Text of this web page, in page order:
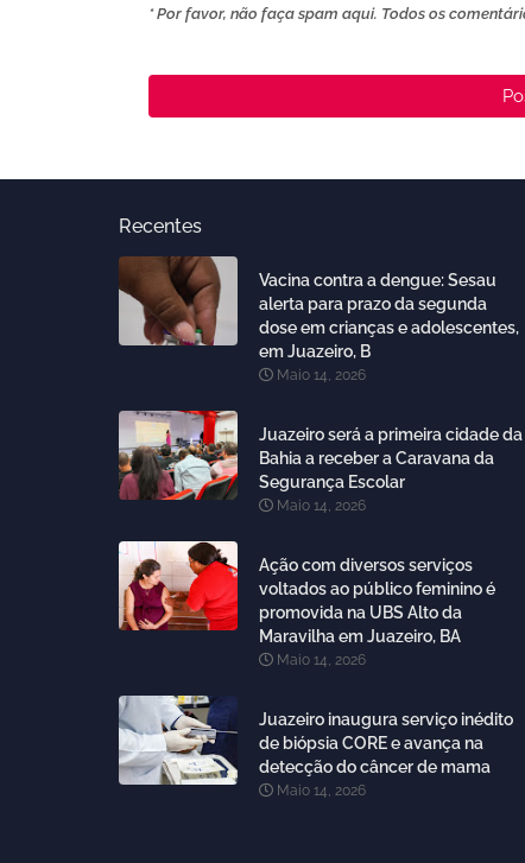
* Por favor, não faça spam aqui. Todos os
Recentes
Vacina contra a dengue: Sesau
alerta para prazo da segunda
dose em crianças e adolescentes,
em Juazeiro, B
Maio 14, 2026
Juazeiro será a primeira cidade da
Bahia a receber a Caravana da
Segurança Escolar
Maio 14, 2026
Ação com diversos serviços
voltados ao público feminino é
promovida na UBS Alto da
Maravilha em Juazeiro, BA
Maio 14, 2026
Juazeiro inaugura serviço inédito
de biópsia CORE e avança na
detecção do câncer de mama
Maio 14, 2026